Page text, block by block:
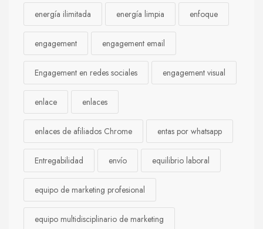
energía ilimitada energía limpia enfoque
engagement engagement email
Engagement en redes sociales engagement visual
enlace enlaces
enlaces de afiliados Chrome entas por whatsapp
Entregabilidad envío equilibrio laboral
equipo de marketing profesional
equipo multidisciplinario de marketing